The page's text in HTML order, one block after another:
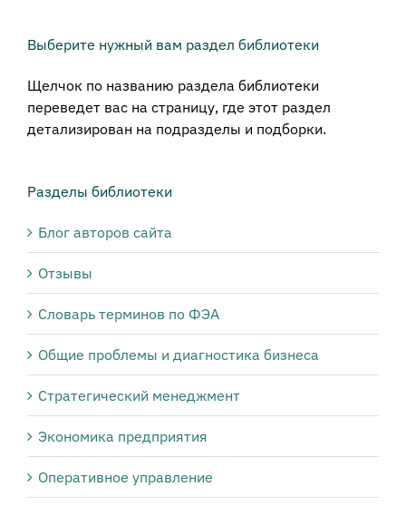
Выберите нужный вам раздел библиотеки
Щелчок по названию раздела библиотеки
переведет вас на страницу, где этот раздел
детализирован на подразделы и подборки.
Разделы библиотеки
Блог авторов сайта
Отзывы
Словарь терминов по ФЭА
Общие проблемы и диагностика бизнеса
Стратегический менеджмент
Экономика предприятия
Оперативное управление